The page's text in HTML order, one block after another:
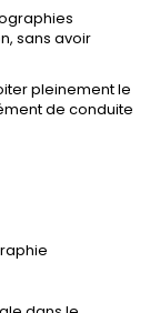
sans avoir
pleinement le
de conduite